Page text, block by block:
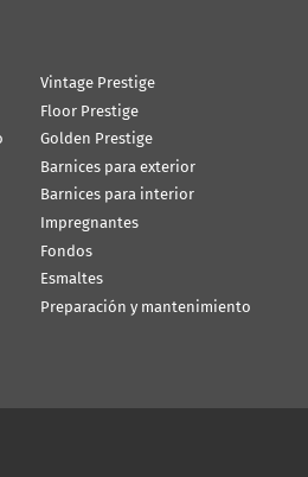
Vintage Prestige
Floor Prestige
Golden Prestige
Barnices para exterior
Barnices para interior
Impregnantes
Fondos
Esmaltes
Preparación y mantenimiento